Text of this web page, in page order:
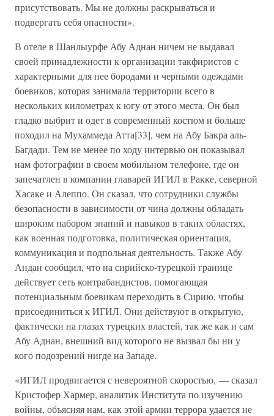
присутствовать. Мы не должны раскрываться и
подвергать себя опасности».
В отеле в Шанлыурфе Абу Аднан ничем не выдавал
своей принадлежности к организации такфиристов с
характерными для нее бородами и черными одеждами
боевиков, которая занимала территории всего в
нескольких километрах к югу от этого места. Он был
гладко выбрит и одет в современный костюм и больше
походил на Мухаммеда Атта[33], чем на Абу Бакра аль-
Багдади. Тем не менее по ходу интервью он показывал
нам фотографии в своем мобильном телефоне, где он
запечатлен в компании главарей ИГИЛ в Ракке, северной
Хасаке и Алеппо. Он сказал, что сотрудники службы
безопасности в зависимости от чина должны обладать
широким набором знаний и навыков в таких областях,
как военная подготовка, политическая ориентация,
коммуникация и подпольная деятельность. Также Абу
Андан сообщил, что на сирийско-турецкой границе
действует сеть контрабандистов, помогающая
потенциальным боевикам переходить в Сирию, чтобы
присоединиться к ИГИЛ. Они действуют в открытую,
фактически на глазах турецких властей, так же как и сам
Абу Аднан, внешний вид которого не вызвал бы ни у
кого подозрений нигде на Западе.
«ИГИЛ продвигается с невероятной скоростью, — сказал
Кристофер Хармер, аналитик Института по изучению
войны, объясняя нам, как этой армии террора удается не